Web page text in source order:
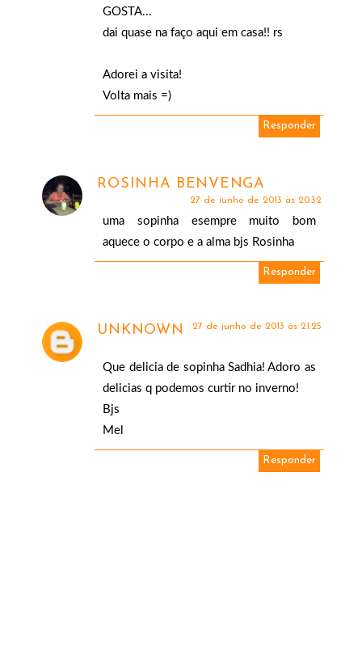
GOSTA...
dai quase na faço aqui em casa!! rs
Adorei a visita!
Volta mais =)
Responder
ROSINHA BENVENGA
27 de junho de 2013 às 20:32
uma sopinha esempre muito bom
aquece o corpo e a alma bjs Rosinha
Responder
UNKNOWN 27 de junho de 2013 às 21:25
Que delicia de sopinha Sadhia! Adoro as
delicias q podemos curtir no inverno!
Bjs
Mel
Responder